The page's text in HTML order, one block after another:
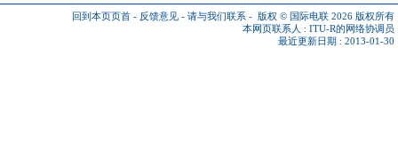
回到本页页首 - 反馈意见 - 请与我们联系 - 版权 © 国际电联 2026 版权所有
本网页联系人 : ITU-R的网络协调员
最近更新日期 : 2013-01-30